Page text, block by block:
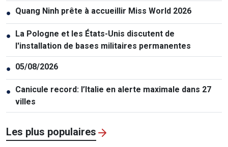
● Quang Ninh prête à accueillir Miss World 2026
● La Pologne et les États-Unis discutent de
l'installation de bases militaires permanentes
● 05/08/2026
● Canicule record: l’Italie en alerte maximale dans 27
villes
Les plus populaires